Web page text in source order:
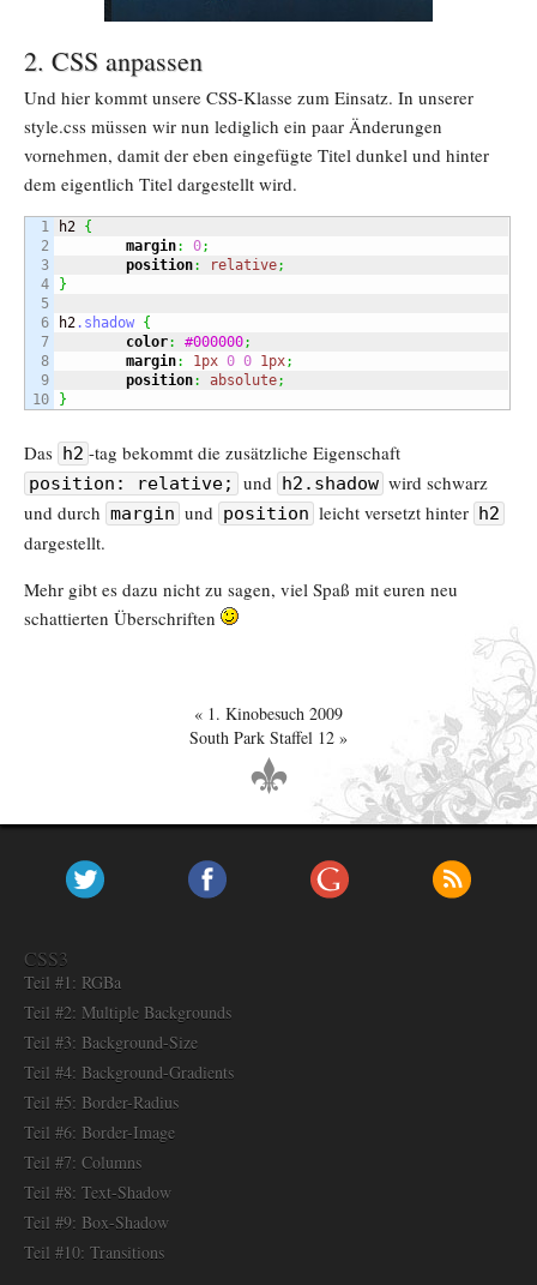
2. CSS anpassen
Und hier kommt unsere CSS-Klasse zum Einsatz. In unserer
style.css müssen wir nun lediglich ein paar Änderungen
vornehmen, damit der eben eingefügte Titel dunkel und hinter
dem eigentlich Titel dargestellt wird.
1
2
3
4
5
6
7
8
9
h2 {
margin: 0;
position: relative;
}
h2 .shadow {
color: #000000;
margin: 1px 0 0 1px;
position: absolute;
}
Das h2 -tag bekommt die zusätzliche Eigenschaft
position: relative; und h2.shadow wird schwarz
und durch margin und position leicht versetzt hinter h2
dargestellt.
Mehr gibt es dazu nicht zu sagen, viel Spaß mit euren neu
schattierten Überschriften
1. Kinobesuch 2009
South Park Staffel 12
CSS3
Teil #1: RGBa
Teil #2: Multiple Backgrounds
Teil #3: Background-Size
Teil #4: Background-Gradients
Teil #5: Border-Radius
Teil #6: Border-Image
Teil #7: Columns
Teil #8: Text-Shadow
Teil #9: Box-Shadow
Teil #10: Transitions